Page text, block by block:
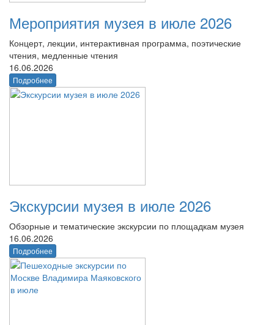
Мероприятия музея в июле 2026
Концерт, лекции, интерактивная программа, поэтические
чтения, медленные чтения
16.06.2026
Подробнее
Экскурсии музея в июле 2026
Обзорные и тематические экскурсии по площадкам музея
16.06.2026
Подробнее